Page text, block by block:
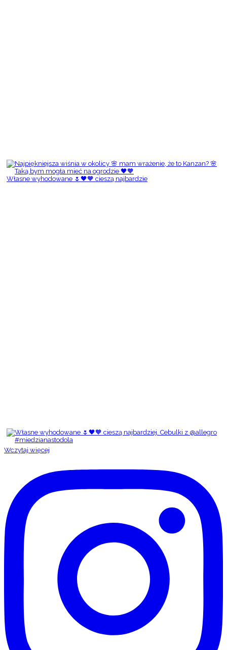
Własne wyhodowane 🌷🖤🧡 cieszą najbardzie
Wczytaj więcej